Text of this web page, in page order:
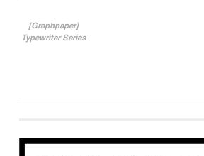
投稿ナビゲーション
[Graphpaper]
Typewriter Series